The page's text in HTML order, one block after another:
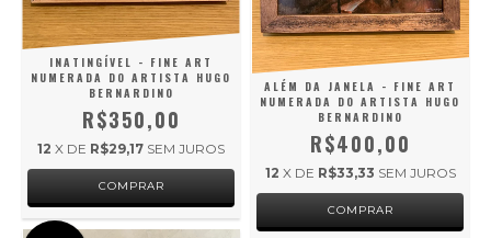
INATINGÍVEL - FINE ART
NUMERADA DO ARTISTA HUGO
BERNARDINO
R$350,00
12 X DE R$29,17 SEM JUROS
ALÉM DA JANELA - FINE ART
NUMERADA DO ARTISTA HUGO
BERNARDINO
R$400,00
12 X DE R$33,33 SEM JUROS